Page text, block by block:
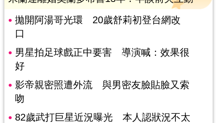
拋開阿湯哥光環 20歲舒莉初登台網改
口
男星拍足球戲正中要害 導演喊：效果很
好
影帝親密照遭外流 與男密友臉貼臉又索
吻
82歲武打巨星近況曝光 本人認狀況不太